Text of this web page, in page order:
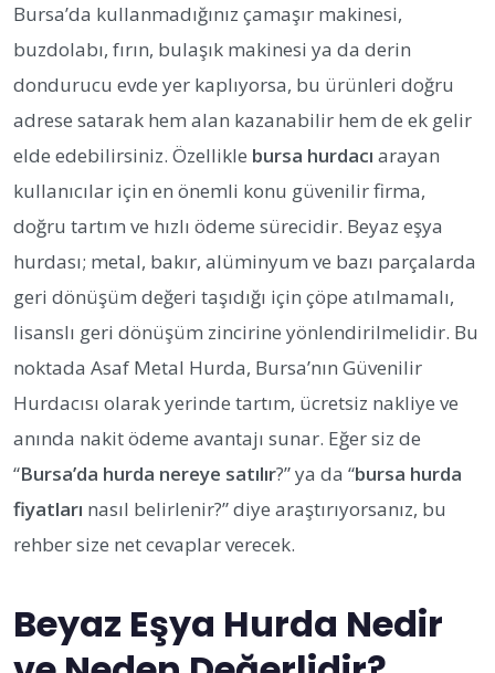
Bursa’da kullanmadığınız çamaşır makinesi,
buzdolabı, fırın, bulaşık makinesi ya da derin
dondurucu evde yer kaplıyorsa, bu ürünleri doğru
adrese satarak hem alan kazanabilir hem de ek gelir
elde edebilirsiniz. Özellikle bursa hurdacı arayan
kullanıcılar için en önemli konu güvenilir firma,
doğru tartım ve hızlı ödeme sürecidir. Beyaz eşya
hurdası; metal, bakır, alüminyum ve bazı parçalarda
geri dönüşüm değeri taşıdığı için çöpe atılmamalı,
lisanslı geri dönüşüm zincirine yönlendirilmelidir. Bu
noktada Asaf Metal Hurda, Bursa’nın Güvenilir
Hurdacısı olarak yerinde tartım, ücretsiz nakliye ve
anında nakit ödeme avantajı sunar. Eğer siz de
“Bursa’da hurda nereye satılır?” ya da “bursa hurda
fiyatları nasıl belirlenir?” diye araştırıyorsanız, bu
rehber size net cevaplar verecek.
Beyaz Eşya Hurda Nedir